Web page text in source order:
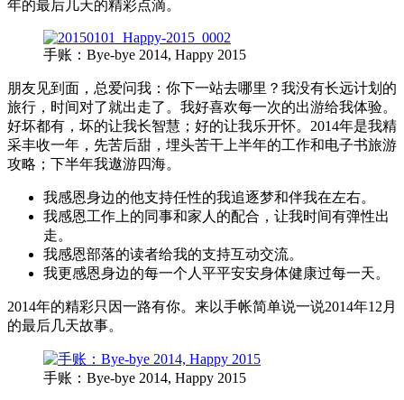
年的最后几天的精彩点滴。
手账：Bye-bye 2014, Happy 2015
朋友见到面，总爱问我：你下一站去哪里？我没有长远计划的
旅行，时间对了就出走了。我好喜欢每一次的出游给我体验。
好坏都有，坏的让我长智慧；好的让我乐开怀。2014年是我精
采丰收一年，先苦后甜，埋头苦干上半年的工作和电子书旅游
攻略；下半年我遨游四海。
我感恩身边的他支持任性的我追逐梦和伴我在左右。
我感恩工作上的同事和家人的配合，让我时间有弹性出
走。
我感恩部落的读者给我的支持互动交流。
我更感恩身边的每一个人平平安安身体健康过每一天。
2014年的精彩只因一路有你。来以手帐简单说一说2014年12月
的最后几天故事。
手账：Bye-bye 2014, Happy 2015